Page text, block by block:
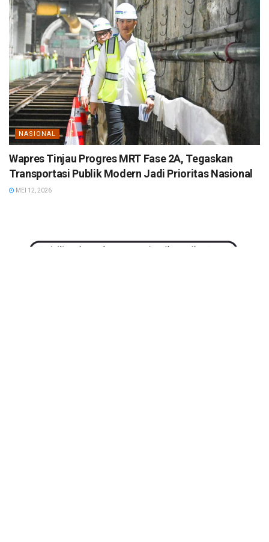
NASIONAL
Wapres Tinjau Progres MRT Fase 2A, Tegaskan
Transportasi Publik Modern Jadi Prioritas Nasional
MEI 12, 2026